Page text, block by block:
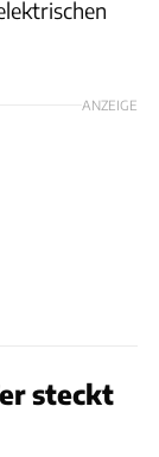
ANZEIGE
steckt